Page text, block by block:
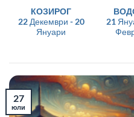
КОЗИРОГ
22 Декември - 20
Януари
21
27
юли